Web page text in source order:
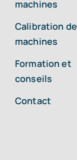
machines
Calibration de
machines
Formation et
conseils
Contact